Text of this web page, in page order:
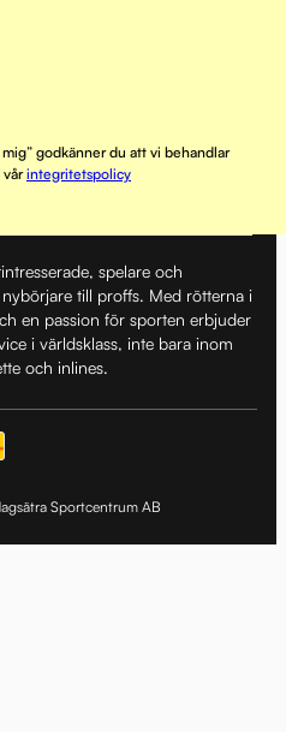
godkänner du att vi behandlar
vårintegritetspolicy
spelare och
till proffs. Med rötterna i
en passion för sporten erbjuder
i världsklass, inte bara inom
och inlines.
Sportcentrum AB